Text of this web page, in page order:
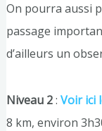
On pourra aussi
passage
d’ailleurs un
Niveau 2: Voir ici
8 km, environ